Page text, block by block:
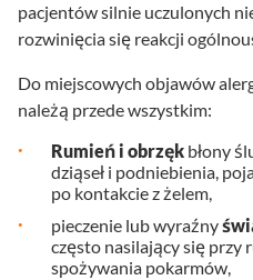
pacjentów silnie uczulonych
rozwinięcia się reakcji
Do miejscowych objawów
należą przede wszystkim:
Rumień i obrzęk błony
dziąseł i podniebienia,
po kontakcie z żelem,
pieczenie lub wyraźny
często nasilający się przy
spożywania pokarmów,